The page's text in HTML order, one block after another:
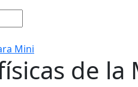
Mini
de la